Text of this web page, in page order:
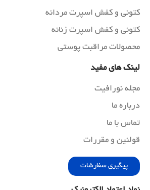
کتونی و کفش اسپرت مردانه
کتونی و کفش اسپرت زنانه
محصولات مراقبت پوستی
لینک های مفید
مجله نورافیت
درباره ما
تماس با ما
قولنین و مقررات
پیگیری سفارشات